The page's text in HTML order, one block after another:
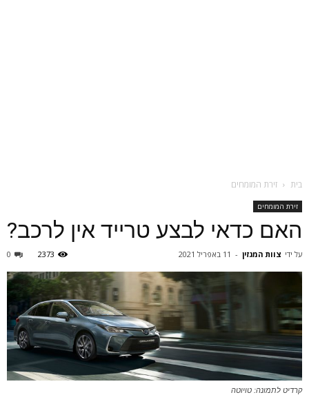
בית זירת המומחים
זירת המומחים
האם כדאי לבצע טרייד אין לרכב?
על ידי צוות המגזין - 11 באפריל 2021 0 2373
קרדיט לתמונה: טויוטה